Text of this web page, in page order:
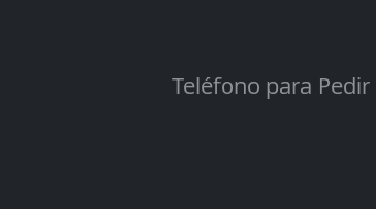
Teléfono para Pedir